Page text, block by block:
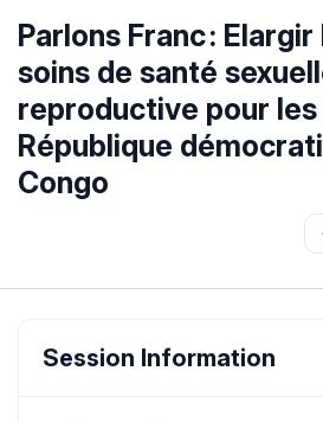
Parlons Franc :
soins de santé
reproductive pour les
République
Congo
Session Information